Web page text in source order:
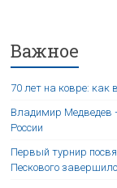
Важное
70 лет на ковре: как
Владимир Медведев
России
Первый турнир
Пескового